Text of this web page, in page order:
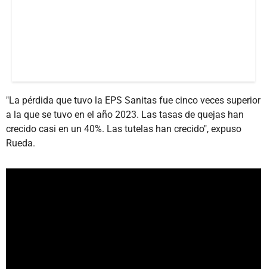
"La pérdida que tuvo la EPS Sanitas fue cinco veces superior
a la que se tuvo en el año 2023. Las tasas de quejas han
crecido casi en un 40%. Las tutelas han crecido", expuso
Rueda.